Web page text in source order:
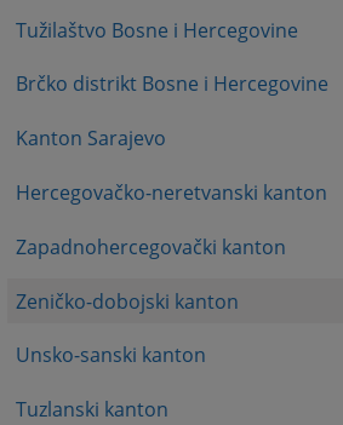
Tužilaštvo Bosne i Hercegovine
Brčko distrikt Bosne i Hercegovine
Kanton Sarajevo
Hercegovačko-neretvanski kanton
Zapadnohercegovački kanton
Zeničko-dobojski kanton
Unsko-sanski kanton
Tuzlanski kanton